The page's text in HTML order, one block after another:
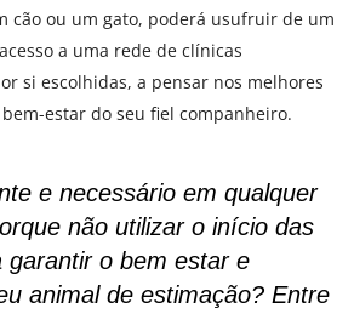
cão ou um gato, poderá usufruir de um
a uma rede de clínicas
si escolhidas, a pensar nos melhores
estar do seu fiel companheiro.
e necessário em qualquer
não utilizar o início das
garantir o bem estar e
animal de estimação? Entre